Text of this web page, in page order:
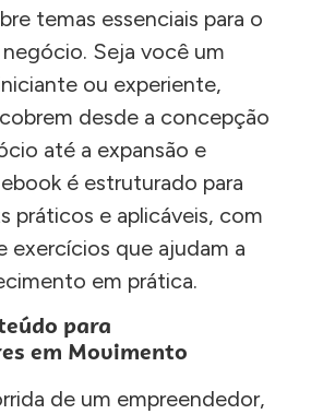
temas essenciais para o
Seja você um
ou experiente,
desde a concepção
até a expansão e
é estruturado para
práticos e aplicáveis, com
exercícios que ajudam a
em prática.
para
em Movimento
de um empreendedor,